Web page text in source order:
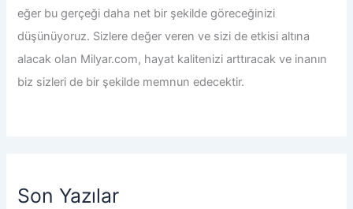
eğer bu gerçeği daha net bir şekilde göreceğinizi
düşünüyoruz. Sizlere değer veren ve sizi de etkisi altına
alacak olan Milyar.com, hayat kalitenizi arttıracak ve inanın
biz sizleri de bir şekilde memnun edecektir.
Son Yazılar